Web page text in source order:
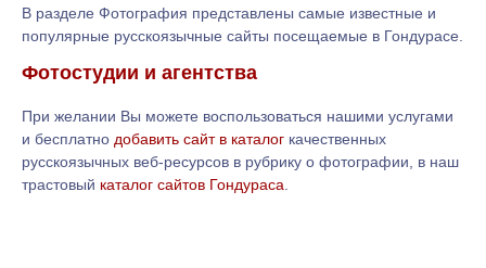
В разделе Фотография представлены самые известные и
популярные русскоязычные сайты посещаемые в Гондурасе.
Фотостудии и агентства
При желании Вы можете воспользоваться нашими услугами
и бесплатно добавить сайт в каталог качественных
русскоязычных веб-ресурсов в рубрику о фотографии, в наш
трастовый каталог сайтов Гондураса